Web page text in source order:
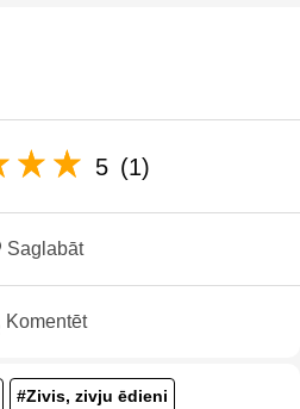
5 (1)
Saglabāt
Komentēt
#Zivis, zivju ēdieni